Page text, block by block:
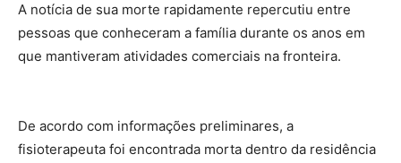
A notícia de sua morte rapidamente repercutiu entre
pessoas que conheceram a família durante os anos em
que mantiveram atividades comerciais na fronteira.
De acordo com informações preliminares, a
fisioterapeuta foi encontrada morta dentro da residência